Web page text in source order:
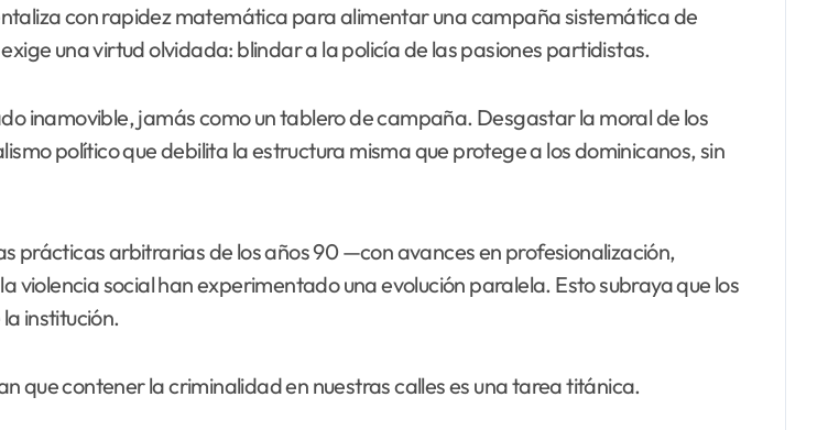
con rapidez matemática para alimentar una campaña sistemática de
una virtud olvidada: blindar a la policía de las pasiones partidistas.
inamovible, jamás como un tablero de campaña. Desgastar la moral de los
político que debilita la estructura misma que protege a los dominicanos, sin
prácticas arbitrarias de los años 90 —con avances en profesionalización,
social han experimentado una evolución paralela. Esto subraya que los
institución.
que contener la criminalidad en nuestras calles es una tarea titánica.